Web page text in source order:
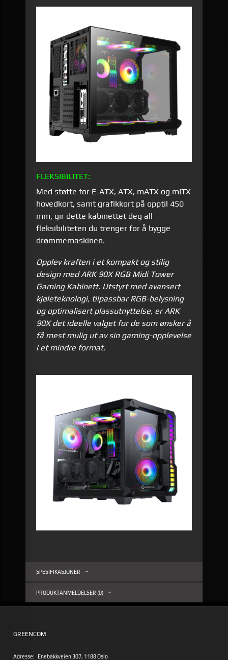
FLEKSIBILITET:
Med støtte for E-ATX, ATX, mATX og mITX
hovedkort, samt grafikkort på opptil 450
mm, gir dette kabinettet deg all
fleksibiliteten du trenger for å bygge
drømmemaskinen.
Opplev kraften i et kompakt og stilig
design med ARK 90X RGB Midi Tower
Gaming Kabinett. Utstyrt med avansert
kjøleteknologi, tilpassbar RGB-belysning
og optimalisert plassutnyttelse, er ARK
90X det ideelle valget for de som ønsker å
få mest mulig ut av sin gaming-opplevelse
i et mindre format.
SPESIFIKASJONER
PRODUKTANMELDELSER (0)
GREENCOM
Adresse: Enebakkveien 307, 1188 Oslo